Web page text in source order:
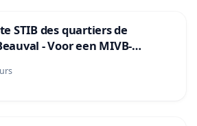
STIB des quartiers de
- Voor een MIVB-
wijken Strombeek en Het